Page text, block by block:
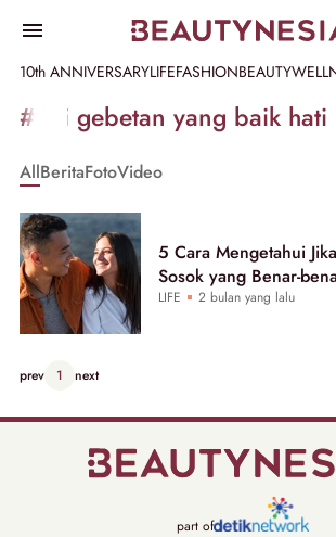
10th ANNIVERSARYLIFEFASHIONBEAUTY
Informasi
[GET_DATA_TITLE]
Beautynesia
#ciri gebetan yang baik hati
AllBeritaFotoVideo
5 Cara Mengetahui
Sosok yang Benar-
LIFE 2 bulan yang lalu
prev 1 next
part of